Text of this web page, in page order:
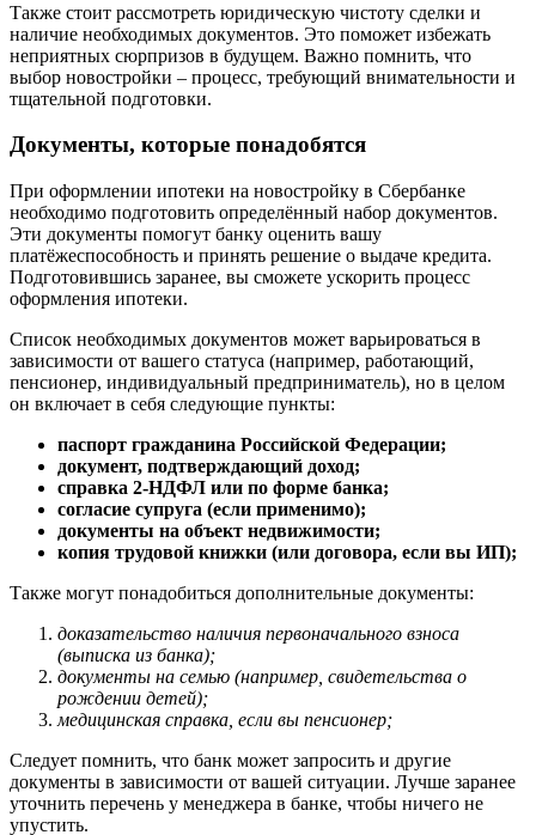
Также стоит рассмотреть юридическую чистоту сделки и
наличие необходимых документов. Это поможет избежать
неприятных сюрпризов в будущем. Важно помнить, что
выбор новостройки – процесс, требующий внимательности и
тщательной подготовки.
Документы, которые понадобятся
При оформлении ипотеки на новостройку в Сбербанке
необходимо подготовить определённый набор документов.
Эти документы помогут банку оценить вашу
платёжеспособность и принять решение о выдаче кредита.
Подготовившись заранее, вы сможете ускорить процесс
оформления ипотеки.
Список необходимых документов может варьироваться в
зависимости от вашего статуса (например, работающий,
пенсионер, индивидуальный предприниматель), но в целом
он включает в себя следующие пункты:
паспорт гражданина Российской Федерации;
документ, подтверждающий доход;
справка 2-НДФЛ или по форме банка;
согласие супруга (если применимо);
документы на объект недвижимости;
копия трудовой книжки (или договора, если вы ИП);
Также могут понадобиться дополнительные документы:
доказательство наличия первоначального взноса
(выписка из банка);
документы на семью (например, свидетельства о
рождении детей);
медицинская справка, если вы пенсионер;
Следует помнить, что банк может запросить и другие
документы в зависимости от вашей ситуации. Лучше заранее
уточнить перечень у менеджера в банке, чтобы ничего не
упустить.